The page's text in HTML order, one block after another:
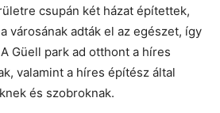
csupán két házat építettek,
városának adták el az egészet, így
Güell park ad otthont a híres
valamint a híres építész által
és szobroknak.